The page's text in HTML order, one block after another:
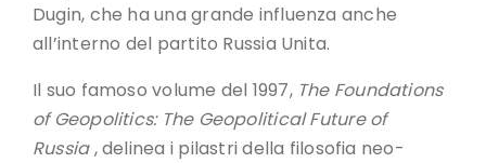
Dugin, che ha una grande influenza anche
all’interno del partito Russia Unita.
Il suo famoso volume del 1997, The Foundations
of Geopolitics: The Geopolitical Future of
Russia, delinea i pilastri della filosofia neo-